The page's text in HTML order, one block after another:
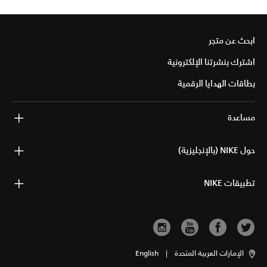
ابحث عن متجر
اشترك بنشرتنا الإلكترونية
بطاقات الهدايا الرقمية
مساعدة
حول NIKE (بالإنجليزية)
تطبيقات NIKE
الإمارات العربية المتحدة |
English